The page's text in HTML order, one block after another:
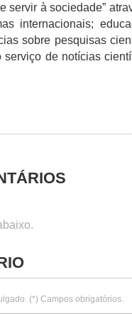
servir à sociedade”
internacionais;
sobre pesquisas
serviço de notícias
(*) Campos obrigatórios.